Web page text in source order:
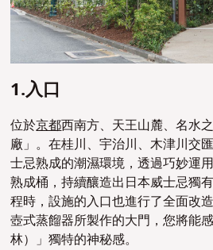
1.入口
位於京都西南方、天王山麓、名水
廠」。在桂川、宇治川、木津川交
士忌熟成的潮濕環境，透過巧妙運
熟成桶，持續釀造出日本威士忌獨
程時，設施的入口也進行了全面改
壺式蒸餾器所製作的大門，您將能
林）」獨特的神秘感。